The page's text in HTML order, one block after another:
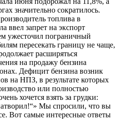
значительно сократилось.
топлива в
ввел запрет на экспорт
ужесточил пограничный
пересекать границу не чаще,
расширяться
на продажу бензина
Дефицит бензина возник
на НПЗ, в результате которых
или полностью
хочется взять за грудки:
Мы спросили, что вы
Вот самые интересные ответы